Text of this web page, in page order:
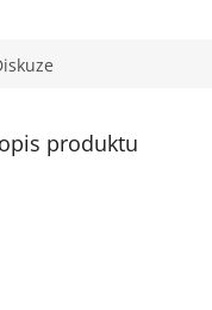
produktu